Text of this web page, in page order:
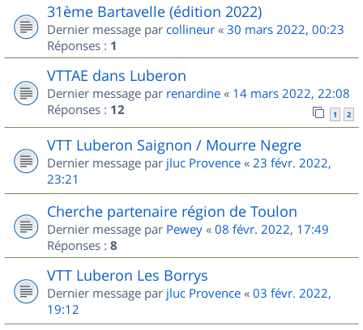
31ème Bartavelle (édition 2022)
Dernier message par collineur « 30 mars 2022, 00:23
Réponses : 1
VTTAE dans Luberon
Dernier message par renardine « 14 mars 2022, 22:08
Réponses : 12 1 2
VTT Luberon Saignon / Mourre Negre
Dernier message par jluc Provence « 23 févr. 2022,
23:21
Cherche partenaire région de Toulon
Dernier message par Pewey « 08 févr. 2022, 17:49
Réponses : 8
VTT Luberon Les Borrys
Dernier message par jluc Provence « 03 févr. 2022,
19:12